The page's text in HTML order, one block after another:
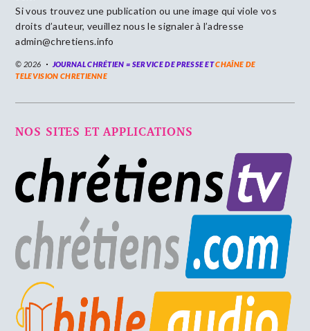
Si vous trouvez une publication ou une image qui viole vos
droits d’auteur, veuillez nous le signaler à l’adresse
admin@chretiens.info
© 2026 JOURNAL CHRÉTIEN = SERVICE DE PRESSE ETCHAÎNE DE
TELEVISION CHRETIENNE
NOS SITES ET APPLICATIONS